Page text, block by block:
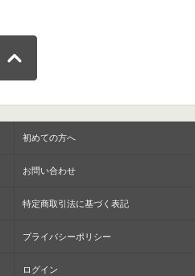
初めての方へ
お問い合わせ
特定商取引法に基づく表記
プライバシーポリシー
ログイン